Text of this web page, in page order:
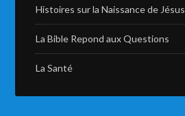
Histoires sur la Naissance de Jésus
La Bible Repond aux Questions
La Santé